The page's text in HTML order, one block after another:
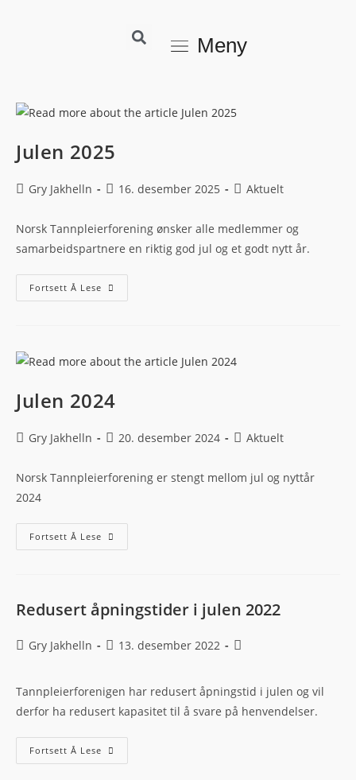
Meny
Julen 2025
Gry Jakhelln 16. desember 2025 Aktuelt
Norsk Tannpleierforening ønsker alle medlemmer og
samarbeidspartnere en riktig god jul og et godt nytt år.
Fortsett Å Lese
Julen 2024
Gry Jakhelln 20. desember 2024 Aktuelt
Norsk Tannpleierforening er stengt mellom jul og nyttår
2024
Fortsett Å Lese
Redusert åpningstider i julen 2022
Gry Jakhelln 13. desember 2022
Tannpleierforenigen har redusert åpningstid i julen og vil
derfor ha redusert kapasitet til å svare på henvendelser.
Fortsett Å Lese